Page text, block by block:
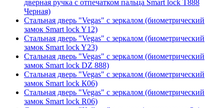
дверная ручка с отпечатком пальца Smart lock T888
Черная)
Стальная дверь "Vegas" с зеркалом (биометрический
замок Smart lock Y12)
Стальная дверь "Vegas" с зеркалом (биометрический
замок Smart lock Y23)
Стальная дверь "Vegas" с зеркалом (биометрический
замок Smart lock DZ 888)
Стальная дверь "Vegas" с зеркалом (биометрический
замок Smart lock К06)
Стальная дверь "Vegas" с зеркалом (биометрический
замок Smart lock R06)